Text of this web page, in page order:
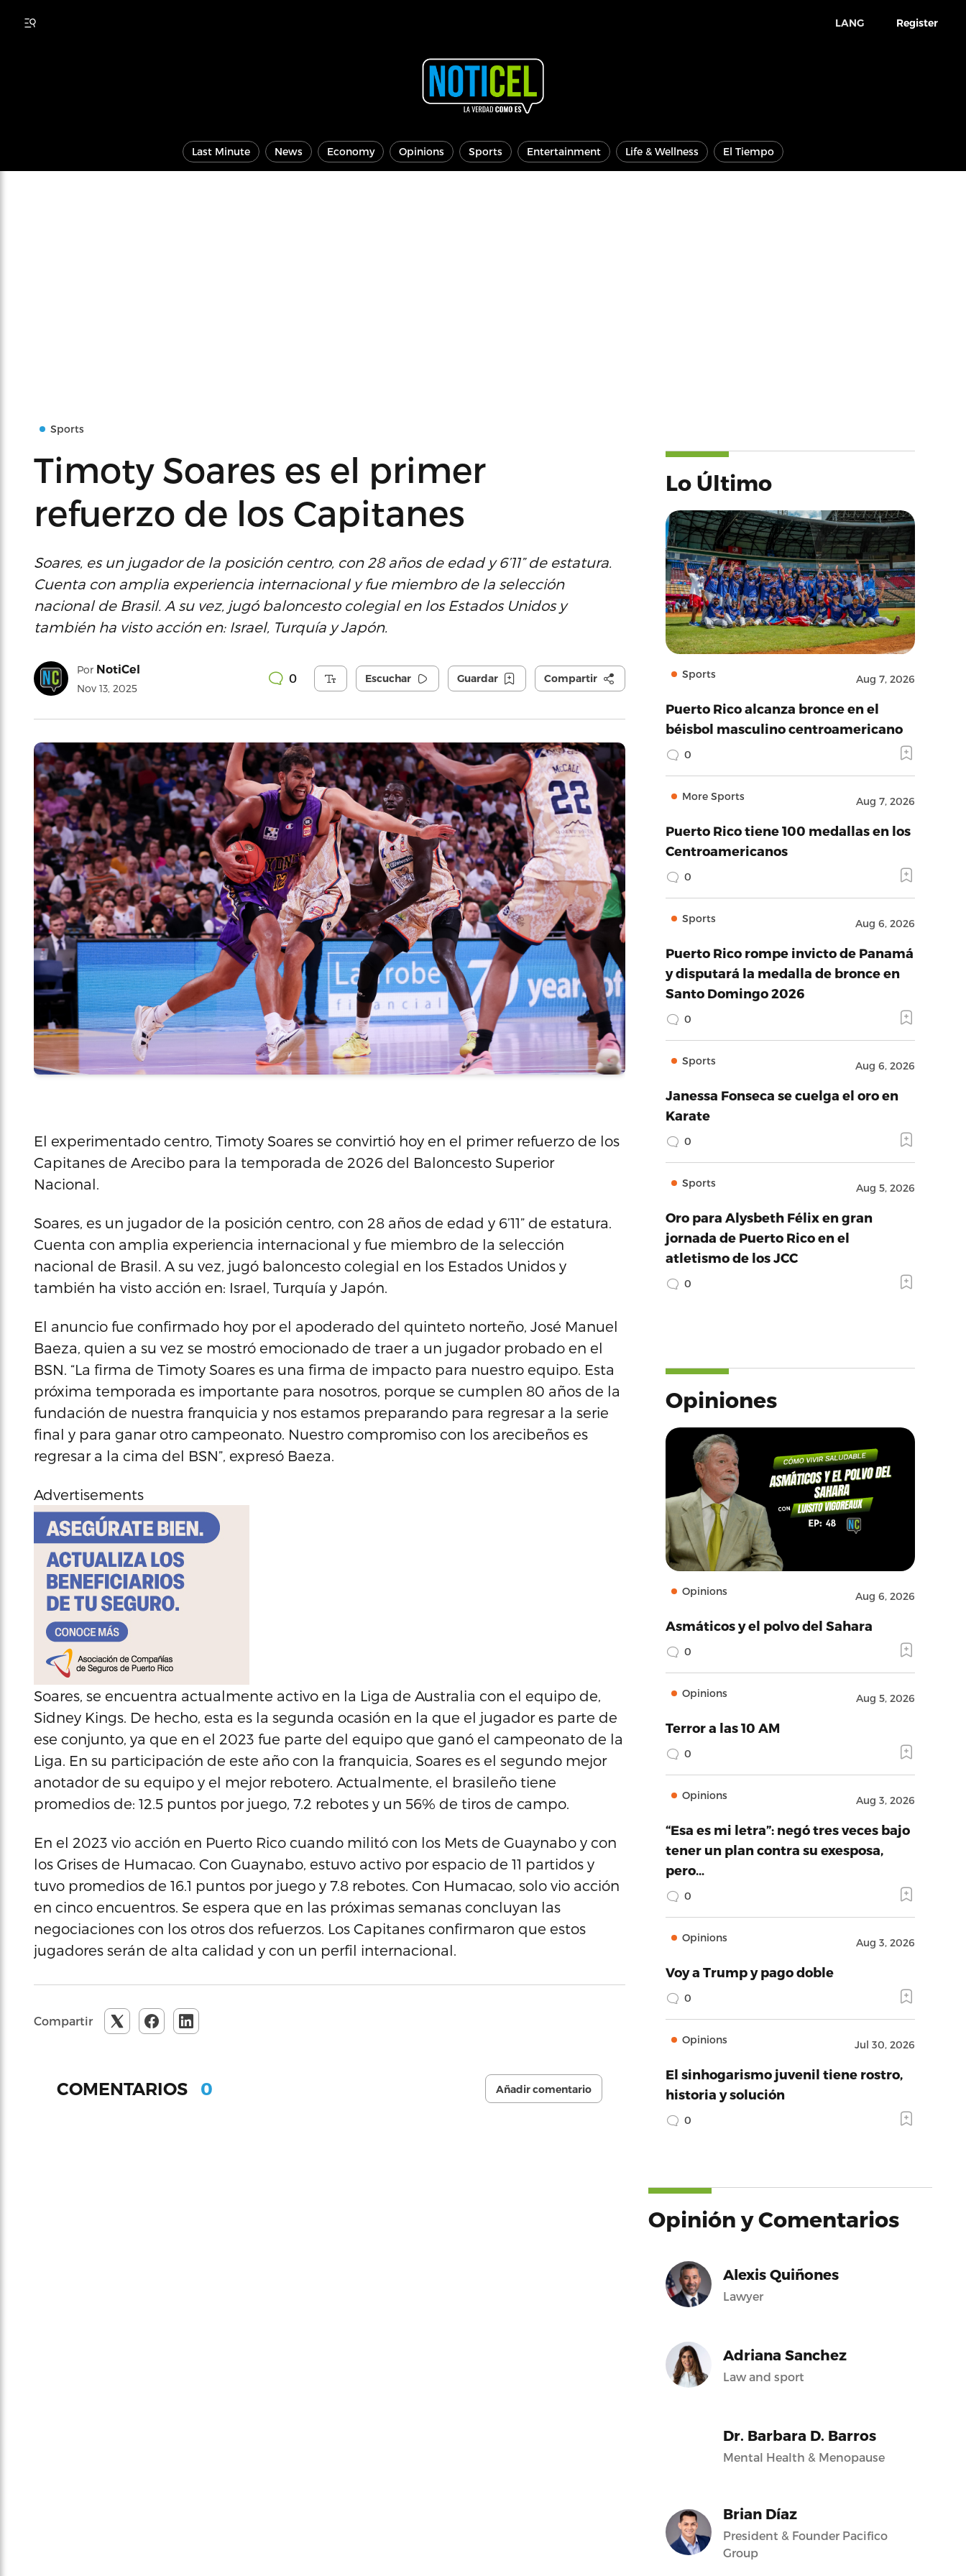
LANG Register
Last Minute News Economy Opinions Sports Entertainment Life & Wellness El Tiempo
Sports
Timoty Soares es el primer
refuerzo de los Capitanes
Soares, es un jugador de la posición centro, con 28 años de edad y 6’11” de estatura.
Cuenta con amplia experiencia internacional y fue miembro de la selección
nacional de Brasil. A su vez, jugó baloncesto colegial en los Estados Unidos y
también ha visto acción en: Israel, Turquía y Japón.
Por NotiCel
Nov 13, 2025
0 Escuchar Guardar Compartir
El experimentado centro, Timoty Soares se convirtió hoy en el primer refuerzo de los
Capitanes de Arecibo para la temporada de 2026 del Baloncesto Superior
Nacional.
Soares, es un jugador de la posición centro, con 28 años de edad y 6’11” de estatura.
Cuenta con amplia experiencia internacional y fue miembro de la selección
nacional de Brasil. A su vez, jugó baloncesto colegial en los Estados Unidos y
también ha visto acción en: Israel, Turquía y Japón.
El anuncio fue confirmado hoy por el apoderado del quinteto norteño, José Manuel
Baeza, quien a su vez se mostró emocionado de traer a un jugador probado en el
BSN. “La firma de Timoty Soares es una firma de impacto para nuestro equipo. Esta
próxima temporada es importante para nosotros, porque se cumplen 80 años de la
fundación de nuestra franquicia y nos estamos preparando para regresar a la serie
final y para ganar otro campeonato. Nuestro compromiso con los arecibeños es
regresar a la cima del BSN”, expresó Baeza.
Advertisements
Soares, se encuentra actualmente activo en la Liga de Australia con el equipo de,
Sidney Kings. De hecho, esta es la segunda ocasión en la que el jugador es parte de
ese conjunto, ya que en el 2023 fue parte del equipo que ganó el campeonato de la
Liga. En su participación de este año con la franquicia, Soares es el segundo mejor
anotador de su equipo y el mejor rebotero. Actualmente, el brasileño tiene
promedios de: 12.5 puntos por juego, 7.2 rebotes y un 56% de tiros de campo.
En el 2023 vio acción en Puerto Rico cuando militó con los Mets de Guaynabo y con
los Grises de Humacao. Con Guaynabo, estuvo activo por espacio de 11 partidos y
tuvo promedios de 16.1 puntos por juego y 7.8 rebotes. Con Humacao, solo vio acción
en cinco encuentros. Se espera que en las próximas semanas concluyan las
negociaciones con los otros dos refuerzos. Los Capitanes confirmaron que estos
jugadores serán de alta calidad y con un perfil internacional.
Compartir
COMENTARIOS 0 Añadir comentario
Lo Último
Sports Aug 7, 2026
Puerto Rico alcanza bronce en el
béisbol masculino centroamericano
0
More Sports Aug 7, 2026
Puerto Rico tiene 100 medallas en los
Centroamericanos
0
Sports Aug 6, 2026
Puerto Rico rompe invicto de Panamá
y disputará la medalla de bronce en
Santo Domingo 2026
0
Sports Aug 6, 2026
Janessa Fonseca se cuelga el oro en
Karate
0
Sports Aug 5, 2026
Oro para Alysbeth Félix en gran
jornada de Puerto Rico en el
atletismo de los JCC
0
Opiniones
Opinions Aug 6, 2026
Asmáticos y el polvo del Sahara
0
Opinions Aug 5, 2026
Terror a las 10 AM
0
Opinions Aug 3, 2026
“Esa es mi letra”: negó tres veces bajo
tener un plan contra su exesposa,
pero…
0
Opinions Aug 3, 2026
Voy a Trump y pago doble
0
Opinions Jul 30, 2026
El sinhogarismo juvenil tiene rostro,
historia y solución
0
Opinión y Comentarios
Alexis Quiñones
Lawyer
Adriana Sanchez
Law and sport
Dr. Barbara D. Barros
Mental Health & Menopause
Brian Díaz
President & Founder Pacifico
Group